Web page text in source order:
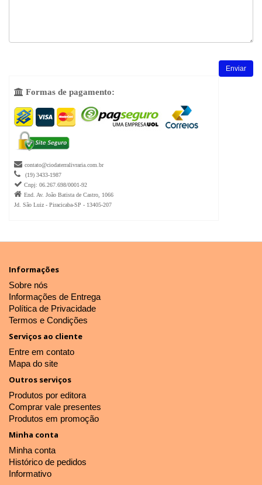
 Formas de pagamento:
 contato@ciodaterralivraria.com.br
 (19) 3433-1987
 Cnpj: 06.267.698/0001-92
 End. Av. João Batista de Castro, 1066
Jd. São Luiz - Piracicaba-SP - 13405-207
Informações
Sobre nós
Informações de Entrega
Política de Privacidade
Termos e Condições
Serviços ao cliente
Entre em contato
Mapa do site
Outros serviços
Produtos por editora
Comprar vale presentes
Produtos em promoção
Minha conta
Minha conta
Histórico de pedidos
Informativo